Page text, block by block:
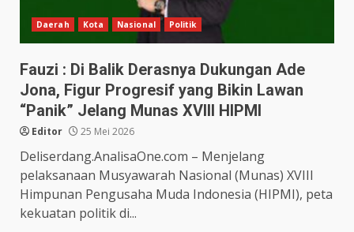
Daerah Kota Nasional Politik
Fauzi : Di Balik Derasnya Dukungan Ade
Jona, Figur Progresif yang Bikin Lawan
“Panik” Jelang Munas XVIII HIPMI
Editor 25 Mei 2026
Deliserdang.AnalisaOne.com – Menjelang
pelaksanaan Musyawarah Nasional (Munas) XVIII
Himpunan Pengusaha Muda Indonesia (HIPMI), peta
kekuatan politik di...